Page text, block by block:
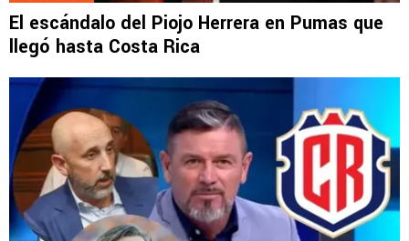
El escándalo del Piojo Herrera en Pumas que
llegó hasta Costa Rica